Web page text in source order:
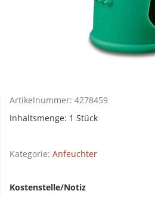
Artikelnummer: 4278459
Inhaltsmenge: 1 Stück
Kategorie: Anfeuchter
Kostenstelle/Notiz